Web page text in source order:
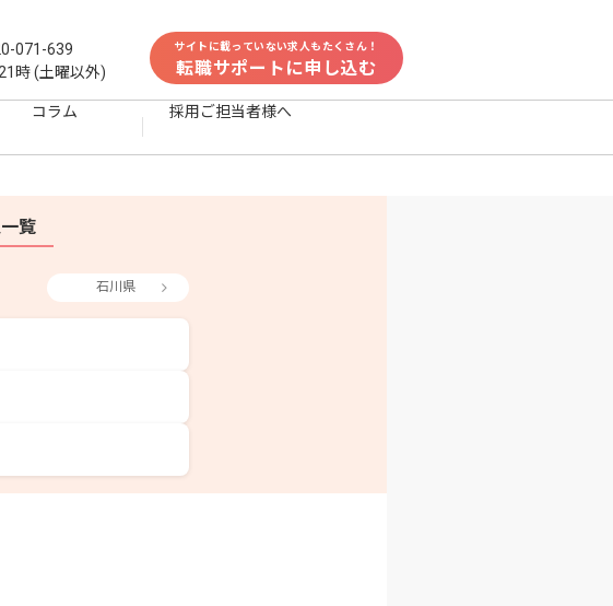
071-639
時 (土曜以外)
サイトに載っていない求人もたくさん！
転職サポートに申し込む
コラム 採用ご担当者様へ
覧
石川県